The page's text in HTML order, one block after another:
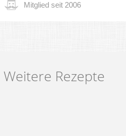
Mitglied seit 2006
Weitere Rezepte